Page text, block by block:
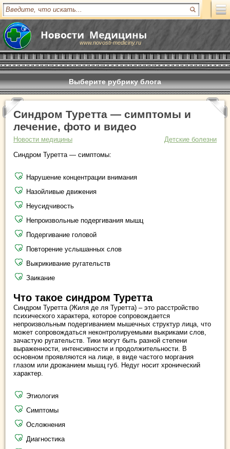
www.novosti-mediciny.ru
Выберите рубрику блога
Синдром Туретта — симптомы и
лечение, фото и видео
Новости медицины
Детские болезни
Синдром Туретта — симптомы:
Нарушение концентрации внимания
Назойливые движения
Неусидчивость
Непроизвольные подергивания мышц
Подергивание головой
Повторение услышанных слов
Выкрикивание ругательств
Заикание
Что такое синдром Туретта
Синдром Туретта (Жиля де ля Туретта) – это расстройство
психического характера, которое сопровождается
непроизвольным подергиванием мышечных структур лица, что
может сопровождаться неконтролируемыми выкриками слов,
зачастую ругательств. Тики могут быть разной степени
выраженности, интенсивности и продолжительности. В
основном проявляются на лице, в виде частого моргания
глазом или дрожанием мышц губ. Недуг носит хронический
характер.
Этиология
Симптомы
Осложнения
Диагностика